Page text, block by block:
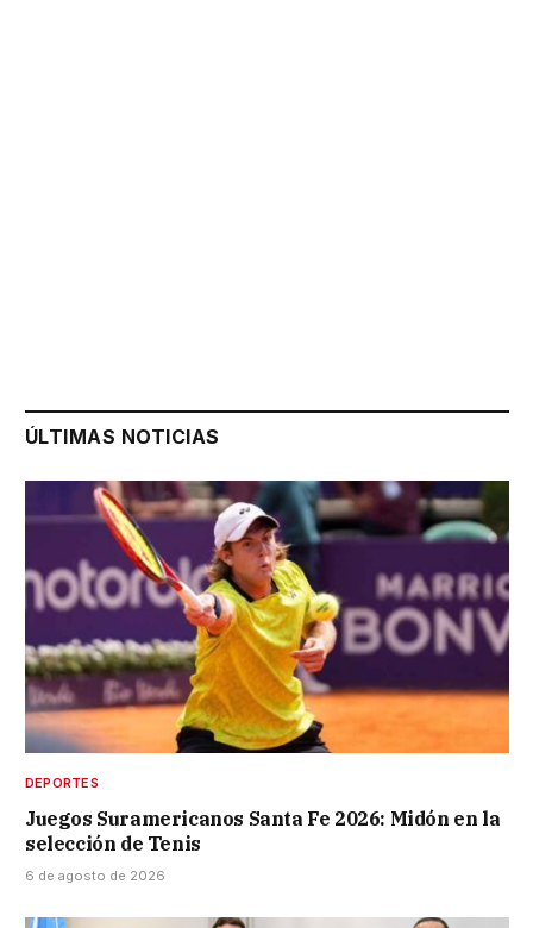
ÚLTIMAS NOTICIAS
DEPORTES
Juegos Suramericanos Santa Fe 2026: Midón en la
selección de Tenis
6 de agosto de 2026